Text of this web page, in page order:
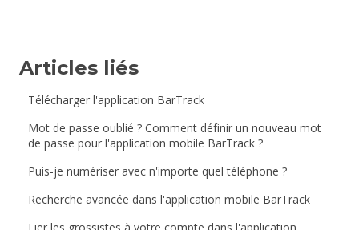
Articles liés
Télécharger l'application BarTrack
Mot de passe oublié ? Comment définir un nouveau mot
de passe pour l'application mobile BarTrack ?
Puis-je numériser avec n'importe quel téléphone ?
Recherche avancée dans l'application mobile BarTrack